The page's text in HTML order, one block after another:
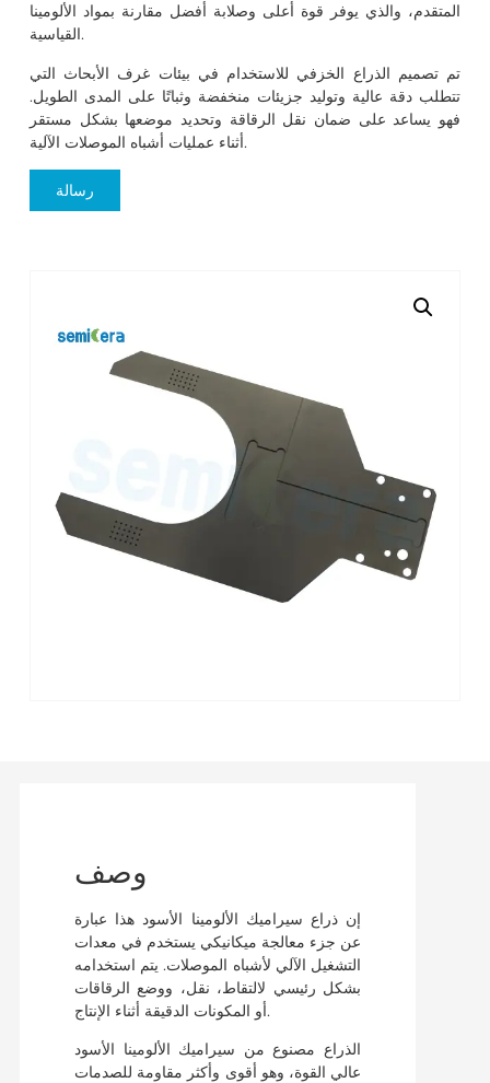
المتقدم، والذي يوفر قوة أعلى وصلابة أفضل مقارنة بمواد الألومينا
القياسية.
تم تصميم الذراع الخزفي للاستخدام في بيئات غرف الأبحاث التي
تتطلب دقة عالية وتوليد جزيئات منخفضة وثباتًا على المدى الطويل.
فهو يساعد على ضمان نقل الرقاقة وتحديد موضعها بشكل مستقر
أثناء عمليات أشباه الموصلات الآلية.
رسالة
وصف
إن ذراع سيراميك الألومينا الأسود هذا عبارة
عن جزء معالجة ميكانيكي يستخدم في معدات
التشغيل الآلي لأشباه الموصلات. يتم استخدامه
بشكل رئيسي لالتقاط، نقل، ووضع الرقاقات
أو المكونات الدقيقة أثناء الإنتاج.
الذراع مصنوع من سيراميك الألومينا الأسود
عالي القوة، وهو أقوى وأكثر مقاومة للصدمات